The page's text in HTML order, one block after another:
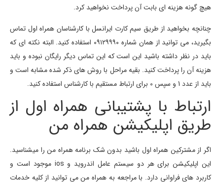
هیچ گونه هزینه ای بابت آن پرداخت نخواهید کرد.
چنانچه بخواهید از طریق سیم کارت ایرانسل با کارشناسان همراه اول تماس
بگیرید، می توانید از همان شماره ۰۹۱۲۹۹۹۰ استفاده کنید. البته نکته ای که
باید در نظر داشته باشید این است که این تماس دیگر رایگان نبوده و باید
هزینه آن را پرداخت کنید. بقیه مراحل با روش های ذکر شده مشابه است و
باید از عدد 1 و سپس 0 برای ارتباط مستقیم با کارشناس استفاده کنید.
ارتباط با پشتیبانی همراه اول از
طریق اپلیکیشن همراه من
اگر از مشترکین همراه اول باشید بدون شک برنامه همراه من را میشناسید.
این اپلیکیشن برای هر دو سیستم عامل اندروید و ios موجود است و
کاربرد های فراوانی دارد. با مراجعه به همراه من می توانید از کلیه خدمات